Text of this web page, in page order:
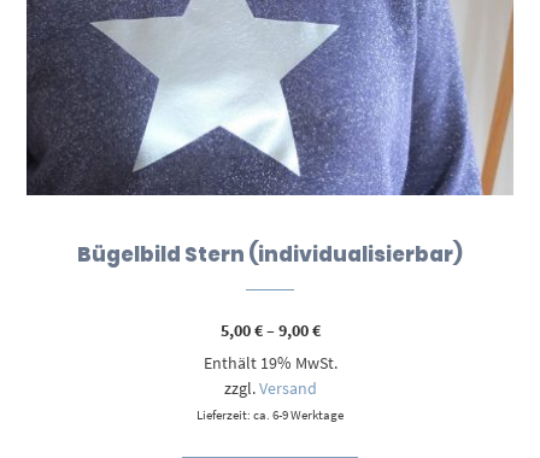
Bügelbild Stern (individualisierbar)
5,00€–9,00€Preisspanne:
bis
Enthält 19% MwSt.
zzgl.Versand
Lieferzeit: ca. 6-9 Werktage